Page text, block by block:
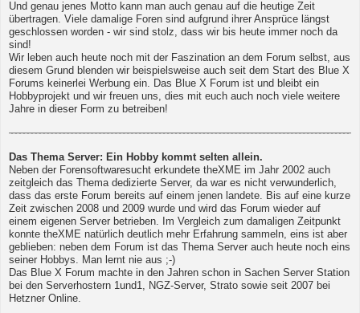
Und genau jenes Motto kann man auch genau auf die heutige Zeit
übertragen. Viele damalige Foren sind aufgrund ihrer Ansprüce längst
geschlossen worden - wir sind stolz, dass wir bis heute immer noch da
sind!
Wir leben auch heute noch mit der Faszination an dem Forum selbst, aus
diesem Grund blenden wir beispielsweise auch seit dem Start des Blue X
Forums keinerlei Werbung ein. Das Blue X Forum ist und bleibt ein
Hobbyprojekt und wir freuen uns, dies mit euch auch noch viele weitere
Jahre in dieser Form zu betreiben!
Das Thema Server: Ein Hobby kommt selten allein.
Neben der Forensoftwaresucht erkundete theXME im Jahr 2002 auch
zeitgleich das Thema dedizierte Server, da war es nicht verwunderlich,
dass das erste Forum bereits auf einem jenen landete. Bis auf eine kurze
Zeit zwischen 2008 und 2009 wurde und wird das Forum wieder auf
einem eigenen Server betrieben. Im Vergleich zum damaligen Zeitpunkt
konnte theXME natürlich deutlich mehr Erfahrung sammeln, eins ist aber
geblieben: neben dem Forum ist das Thema Server auch heute noch eins
seiner Hobbys. Man lernt nie aus ;-)
Das Blue X Forum machte in den Jahren schon in Sachen Server Station
bei den Serverhostern 1und1, NGZ-Server, Strato sowie seit 2007 bei
Hetzner Online.